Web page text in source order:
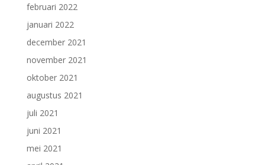
februari 2022
januari 2022
december 2021
november 2021
oktober 2021
augustus 2021
juli 2021
juni 2021
mei 2021